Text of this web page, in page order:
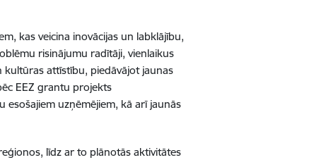
kas veicina inovācijas un labklājību,
risinājumu radītāji, vienlaikus
kultūras attīstību, piedāvājot jaunas
EEZ grantu projekts
esošajiem uzņēmējiem, kā arī jaunās
līdz ar to plānotās aktivitātes